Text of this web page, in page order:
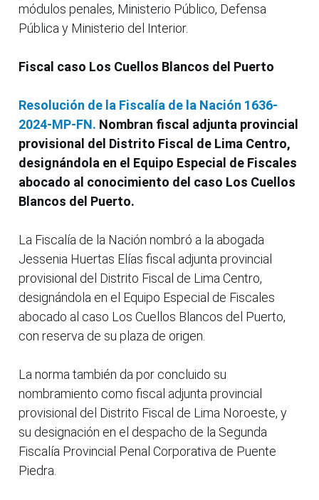
módulos penales, Ministerio Público, Defensa
Pública y Ministerio del Interior.
Fiscal caso Los Cuellos Blancos del Puerto
Resolución de la Fiscalía de la Nación 1636-
2024-MP-FN. Nombran fiscal adjunta provincial
provisional del Distrito Fiscal de Lima Centro,
designándola en el Equipo Especial de Fiscales
abocado al conocimiento del caso Los Cuellos
Blancos del Puerto.
La Fiscalía de la Nación nombró a la abogada
Jessenia Huertas Elías fiscal adjunta provincial
provisional del Distrito Fiscal de Lima Centro,
designándola en el Equipo Especial de Fiscales
abocado al caso Los Cuellos Blancos del Puerto,
con reserva de su plaza de origen.
La norma también da por concluido su
nombramiento como fiscal adjunta provincial
provisional del Distrito Fiscal de Lima Noroeste, y
su designación en el despacho de la Segunda
Fiscalía Provincial Penal Corporativa de Puente
Piedra.